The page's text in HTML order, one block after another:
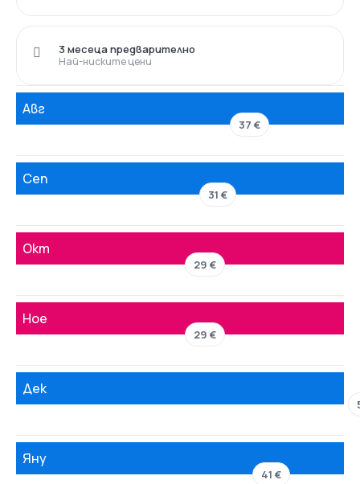
Най-ниските цени
3 месеца предварително
Авг
37 €
Сеп
31 €
Окт
29 €
Ное
29 €
Дек
Яну
41 €